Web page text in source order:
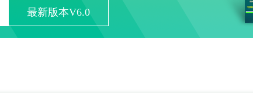
最新版本V6.0